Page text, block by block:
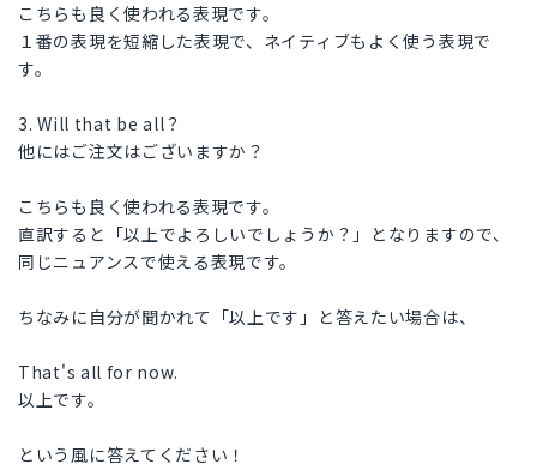
こちらも良く使われる表現です。
１番の表現を短縮した表現で、ネイティブもよく使う表現で
す。
3. Will that be all？
他にはご注文はございますか？
こちらも良く使われる表現です。
直訳すると「以上でよろしいでしょうか？」となりますので、
同じニュアンスで使える表現です。
ちなみに自分が聞かれて「以上です」と答えたい場合は、
That's all for now.
以上です。
という風に答えてください！